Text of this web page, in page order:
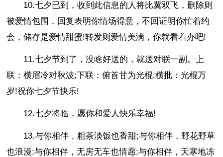
10.七夕已到，收到此信息的人将比翼双飞，删除则
被爱情包围，回复表明你情场得意，不回证明你忙着约
会，储存是爱情甜蜜!转发则爱情美满，你就看着办吧!
11.七夕节到了，没啥好送的，就送对联一副。上
联：横眉冷对秋波;下联：俯首甘为光棍;横批：光棍万
岁!祝你七夕节快乐!
12.七夕将临，愿你和爱人快乐幸福!
13.与你相伴，粗茶淡饭也香甜;与你相伴，野花野草
也浪漫;与你相伴，无房无车也情愿;与你相伴，天寒地冻